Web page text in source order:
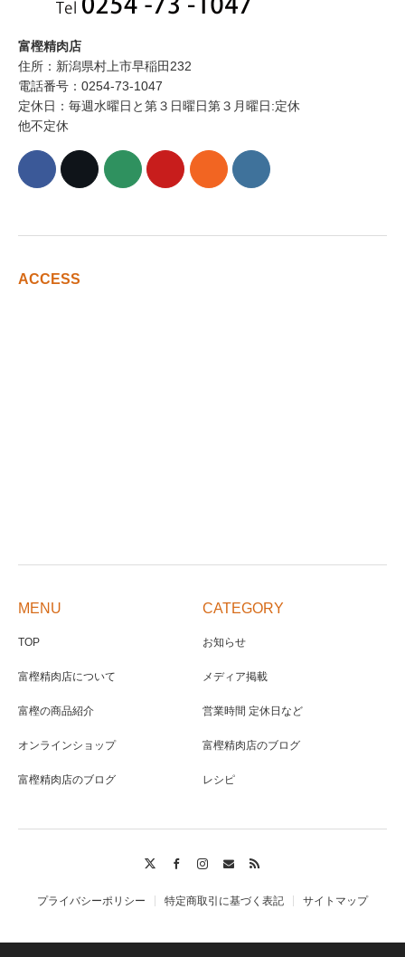
富樫精肉店
住所：新潟県村上市早稲田232
電話番号：0254-73-1047
定休日：毎週水曜日と第３日曜日第３月曜日:定休
他不定休
ACCESS
MENU
TOP
富樫精肉店について
富樫の商品紹介
オンラインショップ
富樫精肉店のブログ
CATEGORY
お知らせ
メディア掲載
営業時間 定休日など
富樫精肉店のブログ
レシピ
RSS
プライバシーポリシー 特定商取引に基づく表記 サイトマップ